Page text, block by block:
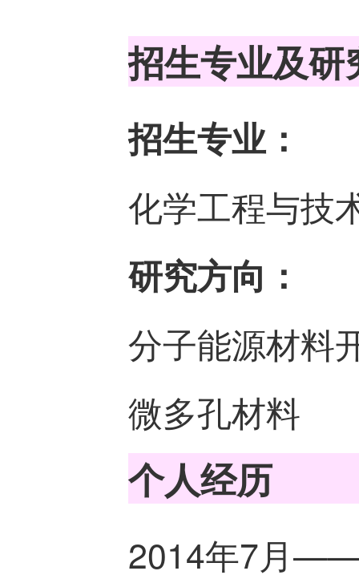
招生专业及研
招生专业：
化学工程与技
研究方向：
分子能源材料
微多孔材料
个人经历
2014年7月——